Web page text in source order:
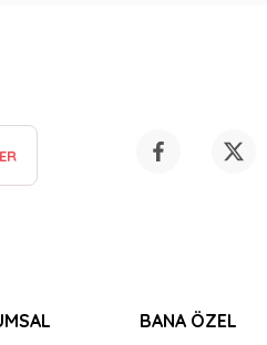
BANA ÖZEL